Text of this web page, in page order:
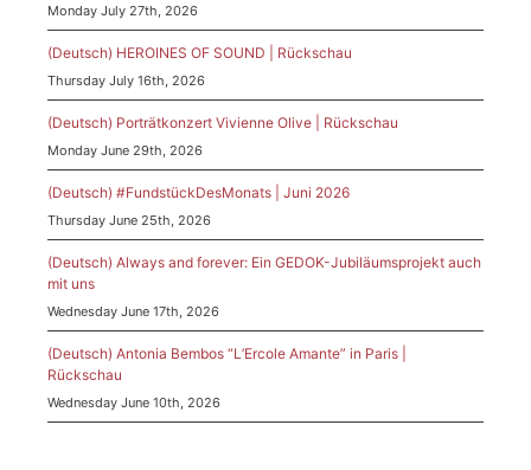
Monday July 27th, 2026
(Deutsch) HEROINES OF SOUND | Rückschau
Thursday July 16th, 2026
(Deutsch) Porträtkonzert Vivienne Olive | Rückschau
Monday June 29th, 2026
(Deutsch) #FundstückDesMonats | Juni 2026
Thursday June 25th, 2026
(Deutsch) Always and forever: Ein GEDOK-Jubiläumsprojekt auch
mit uns
Wednesday June 17th, 2026
(Deutsch) Antonia Bembos “L’Ercole Amante” in Paris |
Rückschau
Wednesday June 10th, 2026